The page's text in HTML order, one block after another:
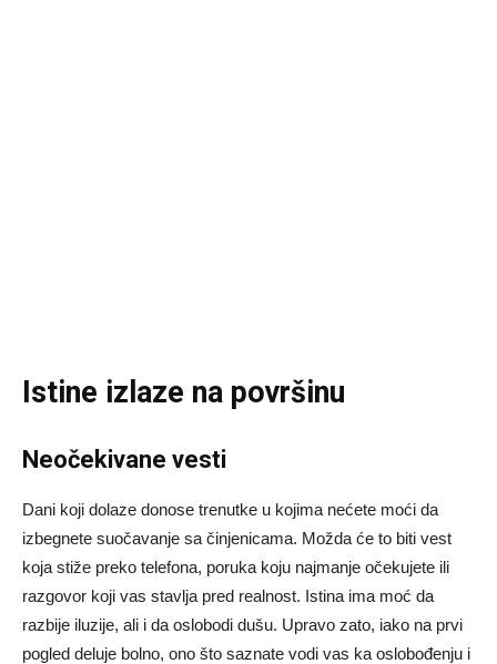
Istine izlaze na površinu
Neočekivane vesti
Dani koji dolaze donose trenutke u kojima nećete moći da
izbegnete suočavanje sa činjenicama. Možda će to biti vest
koja stiže preko telefona, poruka koju najmanje očekujete ili
razgovor koji vas stavlja pred realnost. Istina ima moć da
razbije iluzije, ali i da oslobodi dušu. Upravo zato, iako na prvi
pogled deluje bolno, ono što saznate vodi vas ka oslobođenju i